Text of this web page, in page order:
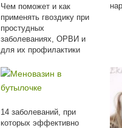
Чем поможет и как
применять гвоздику при
простудных
заболеваниях, ОРВИ и
для их профилактики
14 заболеваний, при
которых эффективно